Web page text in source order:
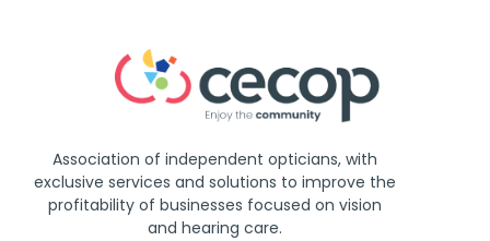
Association of independent opticians, with
exclusive services and solutions to improve the
profitability of businesses focused on vision
and hearing care.